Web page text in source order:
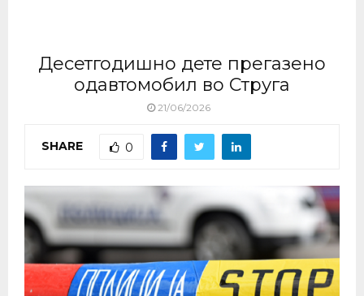
Десетгодишно дете прегазено
одавтомобил во Струга
21/06/2026
SHARE 0